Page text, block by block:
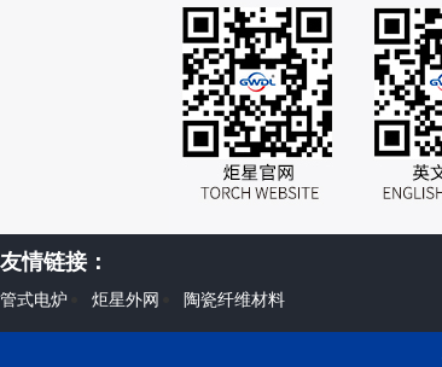
友情链接：
管式电炉 炬星外网 陶瓷纤维材料